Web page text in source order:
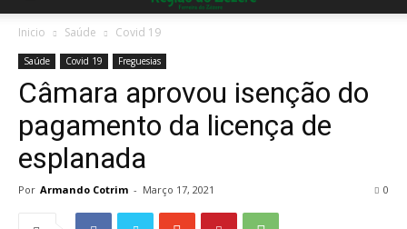
Inicio Saúde Covid 19
Saúde Covid 19 Freguesias
Câmara aprovou isenção do
pagamento da licença de
esplanada
Por Armando Cotrim - Março 17, 2021 0